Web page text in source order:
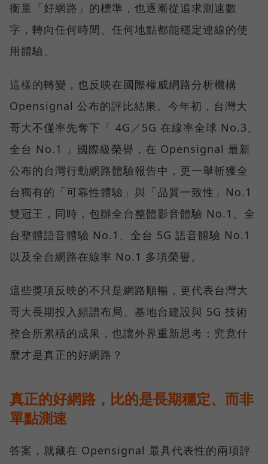
衡量「好網路」的標準，也逐漸從追求測速數
字，轉向任何時間、任何地點都能穩定連線的使
用體驗。
這樣的轉變，也反映在國際權威網路分析機構
Opensignal 公布的評比結果。今年初，台灣大
哥大不僅率先奪下「 4G／5G 在線率全球 No.3、
全台 No.1 」國際級榮譽，在 Opensignal 最新
公布的台灣行動網路體驗報告中，更一舉斬獲全
台獨有的「可靠性體驗」與「品質一致性」No.1
雙冠王，同時，包辦全台整體影音體驗 No.1、全
台整體語音體驗 No.1、全台 5G 語音體驗 No.1
以及全台網路在線率 No.1 多項榮譽。
這些獎項反映的不只是網路順暢，更代表台灣大
哥大長期投入頻譜布局、基地台建設與 5G 技術
整合所累積的成果，也讓外界重新思考：究竟什
麼才是真正的好網路？
真正的好網路，比的是長期穩定、而非
單點測速
答案，就藏在 Opensignal 最具代表性的兩項評